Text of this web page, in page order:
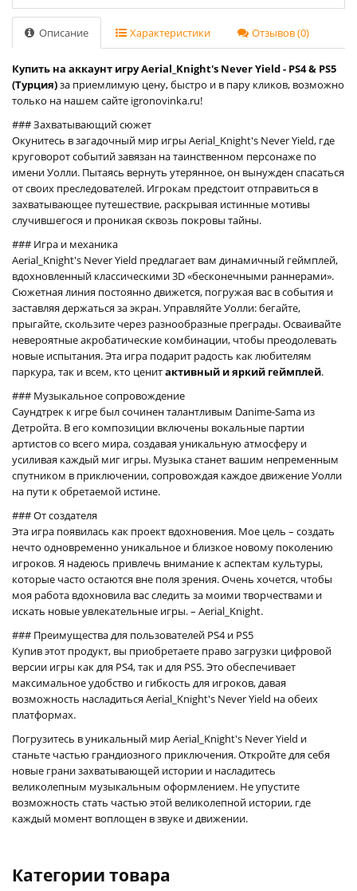
Описание Характеристики Отзывов (0)
Купить на аккаунт игру Aerial_Knight's Never Yield - PS4 & PS5
(Турция)за приемлимую цену, быстро и в пару кликов, возможно
только на нашем сайте igronovinka.ru!
### Захватывающий сюжет
Окунитесь в загадочный мир игры Aerial_Knight's Never Yield, где
круговорот событий завязан на таинственном персонаже по
имени Уолли. Пытаясь вернуть утерянное, он вынужден спасаться
от своих преследователей. Игрокам предстоит отправиться в
захватывающее путешествие, раскрывая истинные мотивы
случившегося и проникая сквозь покровы тайны.
### Игра и механика
Aerial_Knight's Never Yield предлагает вам динамичный геймплей,
вдохновленный классическими 3D «бесконечными раннерами».
Сюжетная линия постоянно движется, погружая вас в события и
заставляя держаться за экран. Управляйте Уолли: бегайте,
прыгайте, скользите через разнообразные преграды. Осваивайте
невероятные акробатические комбинации, чтобы преодолевать
новые испытания. Эта игра подарит радость как любителям
паркура, так и всем, кто ценитактивный и яркий геймплей.
### Музыкальное сопровождение
Саундтрек к игре был сочинен талантливым Danime-Sama из
Детройта. В его композиции включены вокальные партии
артистов со всего мира, создавая уникальную атмосферу и
усиливая каждый миг игры. Музыка станет вашим непременным
спутником в приключении, сопровождая каждое движение Уолли
на пути к обретаемой истине.
### От создателя
Эта игра появилась как проект вдохновения. Мое цель – создать
нечто одновременно уникальное и близкое новому поколению
игроков. Я надеюсь привлечь внимание к аспектам культуры,
которые часто остаются вне поля зрения. Очень хочется, чтобы
моя работа вдохновила вас следить за моими творчествами и
искать новые увлекательные игры. – Aerial_Knight.
### Преимущества для пользователей PS4 и PS5
Купив этот продукт, вы приобретаете право загрузки цифровой
версии игры как для PS4, так и для PS5. Это обеспечивает
максимальное удобство и гибкость для игроков, давая
возможность насладиться Aerial_Knight's Never Yield на обеих
платформах.
Погрузитесь в уникальный мир Aerial_Knight's Never Yield и
станьте частью грандиозного приключения. Откройте для себя
новые грани захватывающей истории и насладитесь
великолепным музыкальным оформлением. Не упустите
возможность стать частью этой великолепной истории, где
каждый момент воплощен в звуке и движении.
Категории товара